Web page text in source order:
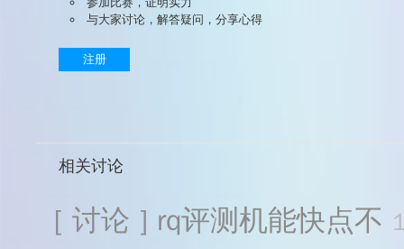
与大家讨论，解答疑问，分享心得
注册
相关讨论
[ 讨论 ] rq评测机能快点不